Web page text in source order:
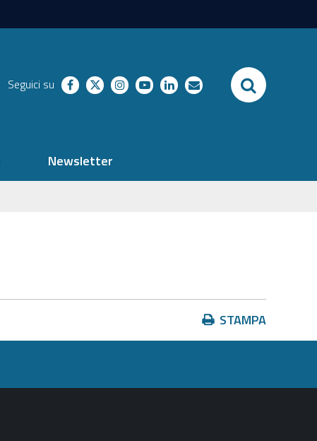
Seguici su facebooktwitterinstagram
youtubelinkedinrichieste SEARCH
Newsletter
Azioni
sul
STAMPA